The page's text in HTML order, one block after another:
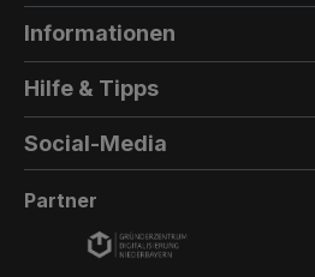
Wunschfarbe an.Die
Sonderfarben verlängert
AußenfarbeGeben Sie hier
Wunschfarbe an.Hinweis:
in der selben Farbe wie die
berechnet wird.Die
Informationen
Hilfe & Tipps
Social-Media
Partner